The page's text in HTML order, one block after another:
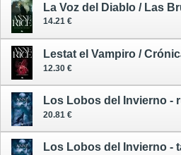
La Voz del Diablo / Las
14.21 €
Lestat el Vampiro /
12.30 €
Los Lobos del Invierno -
20.81 €
Los Lobos del Invierno -